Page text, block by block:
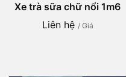
Xe trà sữa chữ nổi 1m6
Liên hệ / Giá